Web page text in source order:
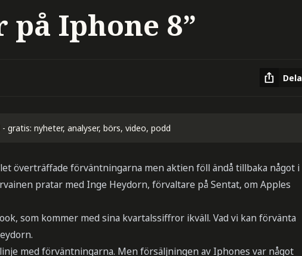
Iphone 8”
Dela
- gratis: nyheter, analyser, börs, video, podd
överträffade förväntningarna men aktien föll ändå tillbaka något i
pratar med Inge Heydorn, förvaltare på Sentat, om Apples
som kommer med sina kvartalssiffror ikväll. Vad vi kan förvänta
med förväntningarna. Men försäljningen av Iphones var något